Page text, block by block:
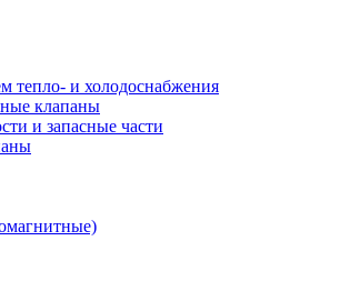
тепло- и холодоснабжения
клапаны
и запасные части